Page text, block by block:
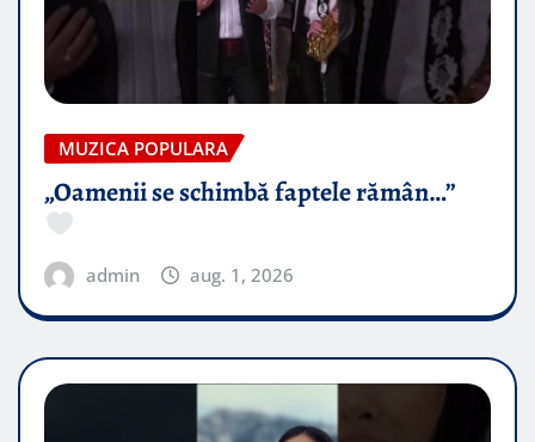
MUZICA POPULARA
„Oamenii se schimbă faptele rămân…”
admin aug. 1, 2026